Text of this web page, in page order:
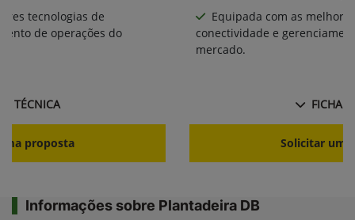
tecnologias de
de operações do
TÉCNICA
proposta
Equipada com as
conectividade e
mercado.
FICHA
Solicitar
Informações sobre Plantadeira DB